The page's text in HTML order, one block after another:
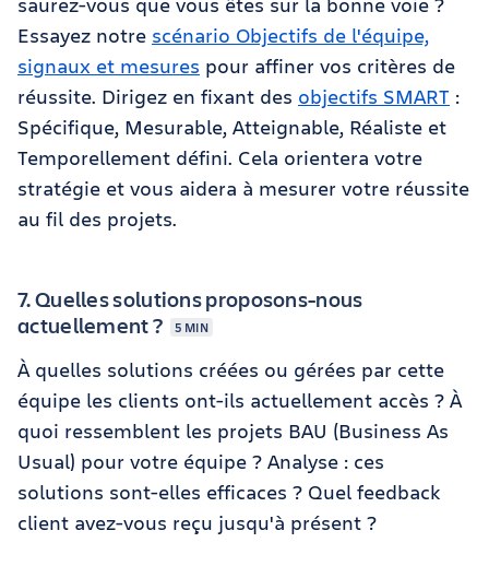
Essayez notre scénario Objectifs de l'équipe,
signaux et mesures pour affiner vos critères de
réussite. Dirigez en fixant des objectifs SMART :
Spécifique, Mesurable, Atteignable, Réaliste et
Temporellement défini. Cela orientera votre
stratégie et vous aidera à mesurer votre réussite
au fil des projets.
7. Quelles solutions proposons-nous
actuellement ?
5 MIN
À quelles solutions créées ou gérées par cette
équipe les clients ont-ils actuellement accès ? À
quoi ressemblent les projets BAU (Business As
Usual) pour votre équipe ? Analyse : ces
solutions sont-elles efficaces ? Quel feedback
client avez-vous reçu jusqu'à présent ?